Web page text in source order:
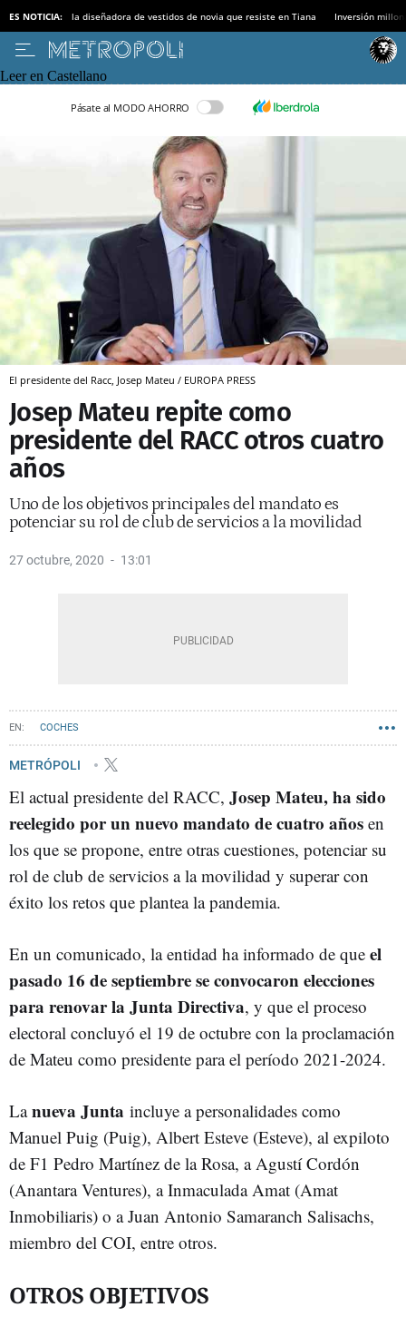
ES NOTICIA: la diseñadora de vestidos de novia que resiste en Tiana Inversión
Leer en Castellano
Pásate al MODO AHORRO
El presidente del Racc, Josep Mateu / EUROPA PRESS
Josep Mateu repite como
presidente del RACC otros cuatro
años
Uno de los objetivos principales del mandato es
potenciar su rol de club de servicios a la movilidad
27 octubre, 2020 13:01
COCHES
METRÓPOLI
El actual presidente del RACC, Josep Mateu, ha sido
reelegido por un nuevo mandato de cuatro años en
los que se propone, entre otras cuestiones, potenciar su
rol de club de servicios a la movilidad y superar con
éxito los retos que plantea la pandemia.
En un comunicado, la entidad ha informado de que el
pasado 16 de septiembre se convocaron elecciones
para renovar la Junta Directiva, y que el proceso
electoral concluyó el 19 de octubre con la proclamación
de Mateu como presidente para el período 2021-2024.
Lanueva Junta incluye a personalidades como
Manuel Puig (Puig), Albert Esteve (Esteve), al expiloto
de F1 Pedro Martínez de la Rosa, a Agustí Cordón
(Anantara Ventures), a Inmaculada Amat (Amat
Inmobiliaris) o a Juan Antonio Samaranch Salisachs,
miembro del COI, entre otros.
OTROS OBJETIVOS